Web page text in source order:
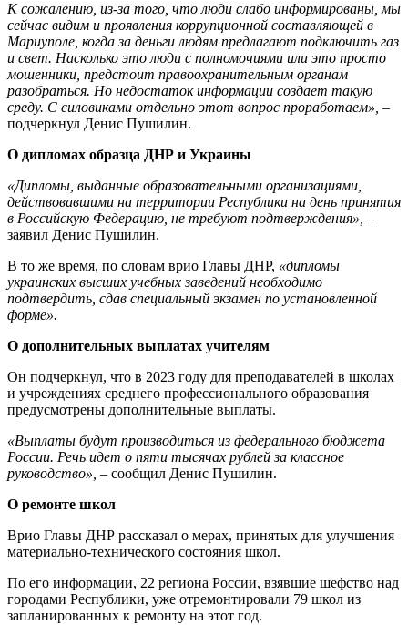
К сожалению, из-за того, что люди слабо информированы, мы
сейчас видим и проявления коррупционной составляющей в
Мариуполе, когда за деньги людям предлагают подключить газ
и свет. Насколько это люди с полномочиями или это просто
мошенники, предстоит правоохранительным органам
разобраться. Но недостаток информации создает такую
среду. С силовиками отдельно этот вопрос проработаем», –
подчеркнул Денис Пушилин.
О дипломах образца ДНР и Украины
«Дипломы, выданные образовательными организациями,
действовавшими на территории Республики на день принятия
в Российскую Федерацию, не требуют подтверждения», –
заявил Денис Пушилин.
В то же время, по словам врио Главы ДНР, «дипломы
украинских высших учебных заведений необходимо
подтвердить, сдав специальный экзамен по установленной
форме».
О дополнительных выплатах учителям
Он подчеркнул, что в 2023 году для преподавателей в школах
и учреждениях среднего профессионального образования
предусмотрены дополнительные выплаты.
«Выплаты будут производиться из федерального бюджета
России. Речь идет о пяти тысячах рублей за классное
руководство», – сообщил Денис Пушилин.
О ремонте школ
Врио Главы ДНР рассказал о мерах, принятых для улучшения
материально-технического состояния школ.
По его информации, 22 региона России, взявшие шефство над
городами Республики, уже отремонтировали 79 школ из
запланированных к ремонту на этот год.